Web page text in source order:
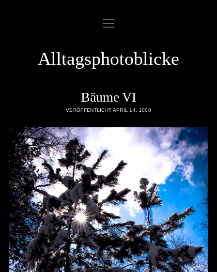
ABOUT
DATENSCHUTZERKLÄRUNG
IMPRESSUM
LINKLIST
SAMPLE PAGE
twitterrss flickr
Menü
öffnen
Alltagsphotoblicke
Bäume VI
VERÖFFENTLICHT APRIL 14, 2008